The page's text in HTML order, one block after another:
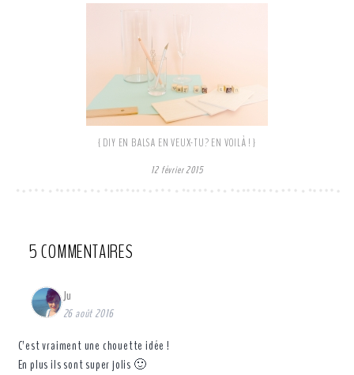
{ DIY EN BALSA EN VEUX-TU? EN VOILÀ ! }
12 février 2015
5 COMMENTAIRES
Ju
26 août 2016
C’est vraiment une chouette idée !
En plus ils sont super jolis 🙂